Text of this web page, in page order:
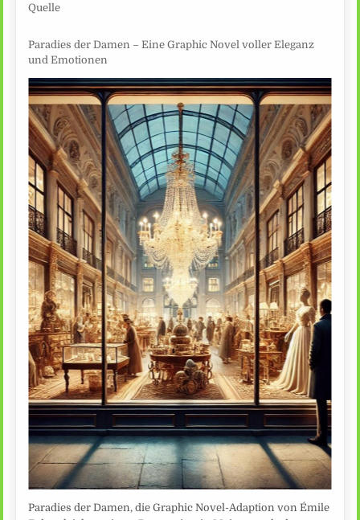
Quelle
Paradies der Damen – Eine Graphic Novel voller Eleganz
und Emotionen
Paradies der Damen, die Graphic Novel-Adaption von Émile